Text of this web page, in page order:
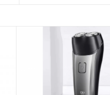
Sạc nhanh, Máy khỏe,
Bảo hành sp 12 tháng
Giao hàng toàn quốc
Máy sử dụng lưỡi Pr8